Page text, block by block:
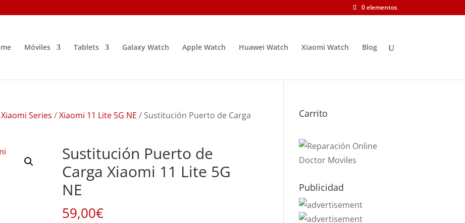
0 elementos
Móviles Tablets Galaxy Watch Apple Watch Huawei Watch Xiaomi Watch Blog
Series /Xiaomi 11 Lite 5G NE / Sustitución Puerto de Carga
Sustitución Puerto de
Carga Xiaomi 11 Lite 5G
NE
59,00€
Carrito
Publicidad